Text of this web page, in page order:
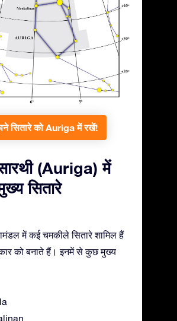
सितारे को Auriga में रखें!
(Auriga) में
सितारे
में कई चमकीले सितारे शामिल हैं
को बनाते हैं। इनमें से कुछ मुख्य